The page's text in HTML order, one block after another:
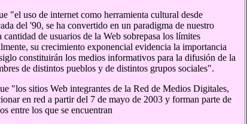
"el uso de internet como herramienta cultural desde
del '90, se ha convertido en un paradigma de nuestro
de usuarios de la Web sobrepasa los límites
su crecimiento exponencial evidencia la importancia
constituirán los medios informativos para la difusión de la
de distintos pueblos y de distintos grupos sociales".
"los sitios Web integrantes de la Red de Medios Digitales,
en red a partir del 7 de mayo de 2003 y forman parte de
entre los que se encuentran